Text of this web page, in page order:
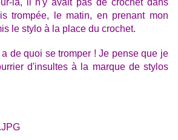
là, il n'y avait pas de crochet dans
trompée, le matin, en prenant mon
le stylo à la place du crochet.
de quoi se tromper ! Je pense que je
d'insultes à la marque de stylos